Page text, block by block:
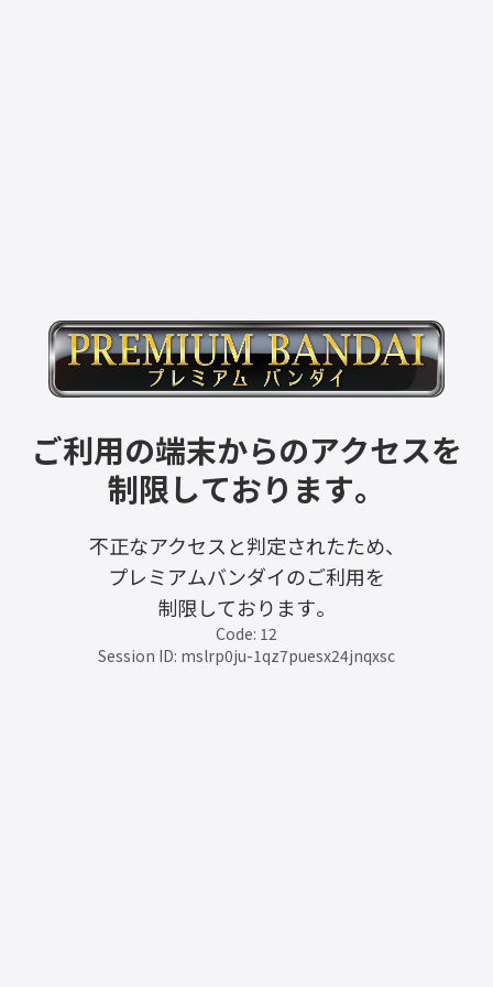
ご利用の端末からのアクセスを
制限しております。
不正なアクセスと判定されたため、
プレミアムバンダイのご利用を
制限しております。
Code: 12
Session ID: mslrp0ju-1qz7puesx24jnqxsc